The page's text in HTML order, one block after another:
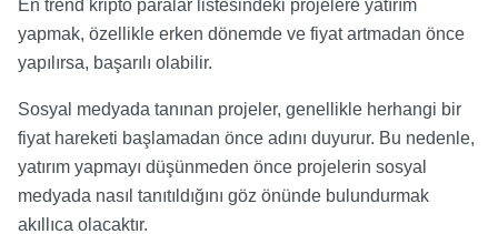
En trend kripto paralar listesindeki projelere yatırım
yapmak, özellikle erken dönemde ve fiyat artmadan önce
yapılırsa, başarılı olabilir.
Sosyal medyada tanınan projeler, genellikle herhangi bir
fiyat hareketi başlamadan önce adını duyurur. Bu nedenle,
yatırım yapmayı düşünmeden önce projelerin sosyal
medyada nasıl tanıtıldığını göz önünde bulundurmak
akıllıca olacaktır.